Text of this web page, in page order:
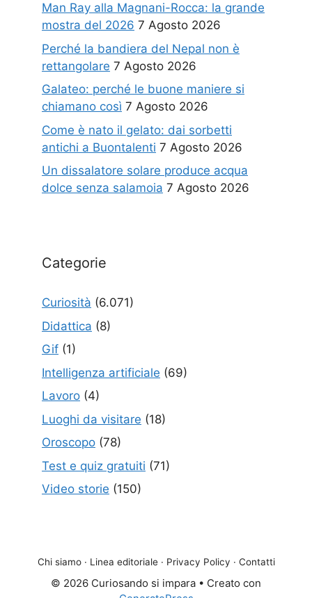
Man Ray alla Magnani-Rocca: la grande
mostra del 2026 7 Agosto 2026
Perché la bandiera del Nepal non è
rettangolare 7 Agosto 2026
Galateo: perché le buone maniere si
chiamano così 7 Agosto 2026
Come è nato il gelato: dai sorbetti
antichi a Buontalenti 7 Agosto 2026
Un dissalatore solare produce acqua
dolce senza salamoia 7 Agosto 2026
Categorie
Curiosità (6.071)
Didattica (8)
Gif (1)
Intelligenza artificiale (69)
Lavoro (4)
Luoghi da visitare (18)
Oroscopo (78)
Test e quiz gratuiti (71)
Video storie (150)
Chi siamo · Linea editoriale · Privacy Policy · Contatti
© 2026 Curiosando si impara • Creato con